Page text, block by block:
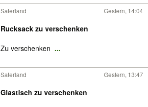
Saterland Gestern, 14:04
Rucksack zu verschenken
Zu verschenken ...
Saterland Gestern, 13:47
Glastisch zu verschenken